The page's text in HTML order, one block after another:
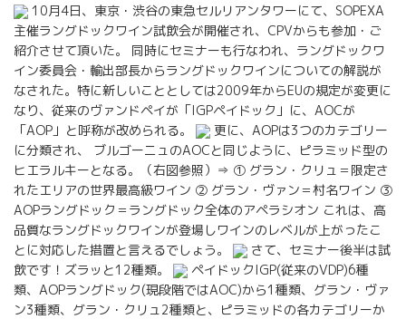
10月4日、東京・渋谷の東急セルリアンタワーにて、SOPEXA
主催ラングドックワイン試飲会が開催され、CPVからも参加・ご
紹介させて頂いた。 同時にセミナーも行なわれ、ラングドックワ
イン委員会・輸出部長からラングドックワインについての解説が
なされた。特に新しいこととしては2009年からEUの規定が変更に
なり、従来のヴァンドペイが「IGPペイドック」に、AOCが
「AOP」と呼称が改められる。
更に、AOPは3つのカテゴリー
に分類され、 ブルゴーニュのAOCと同じように、ピラミッド型の
ヒエラルキーとなる。（右図参照）⇒ ① グラン・クリュ＝限定さ
れたエリアの世界最高級ワイン ② グラン・ヴァン＝村名ワイン ③
AOPラングドック＝ラングドック全体のアペラシオン これは、高
品質なラングドックワインが登場しワインのレベルが上がったこ
とに対応した措置と言えるでしょう。
さて、セミナー後半は試
飲です！ズラッと12種類。
ペイドックIGP(従来のVDP)6種
類、AOPラングドック(現段階ではAOC)から1種類、グラン・ヴァ
ン3種類、グラン・クリュ2種類と、ピラミッドの各カテゴリーか